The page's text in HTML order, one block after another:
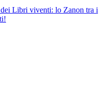
Libri viventi: lo Zanon tra i